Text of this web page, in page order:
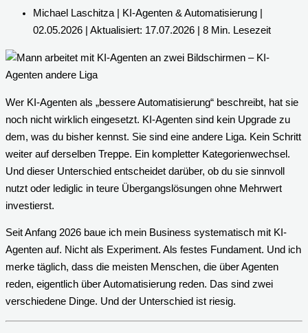
Michael Laschitza | KI-Agenten & Automatisierung |
02.05.2026 | Aktualisiert: 17.07.2026 | 8 Min. Lesezeit
Wer KI-Agenten als „bessere Automatisierung“ beschreibt, hat sie
noch nicht wirklich eingesetzt. KI-Agenten sind kein Upgrade zu
dem, was du bisher kennst. Sie sind eine andere Liga. Kein Schritt
weiter auf derselben Treppe. Ein kompletter Kategorienwechsel.
Und dieser Unterschied entscheidet darüber, ob du sie sinnvoll
nutzt oder lediglic in teure Übergangslösungen ohne Mehrwert
investierst.
Seit Anfang 2026 baue ich mein Business systematisch mit KI-
Agenten auf. Nicht als Experiment. Als festes Fundament. Und ich
merke täglich, dass die meisten Menschen, die über Agenten
reden, eigentlich über Automatisierung reden. Das sind zwei
verschiedene Dinge. Und der Unterschied ist riesig.